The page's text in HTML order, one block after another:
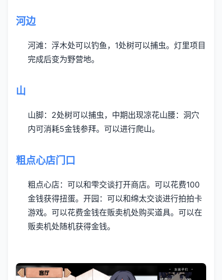
河边
河滩：浮木处可以钓鱼，1处树可以捕虫。灯里项目
完成后变为野营地。
山
山脚：2处树可以捕虫，中期出现凉花山腰：洞穴
内可消耗5金钱参拜。可以进行爬山。
粗点心店门口
粗点心店：可以和雫交谈打开商店。可以花费100
金钱获得扭蛋。 开园：可以和绵太交谈进行拍拍卡
游戏。可以花费金钱在贩卖机处购买道具。可以在
贩卖机处随机获得金钱。